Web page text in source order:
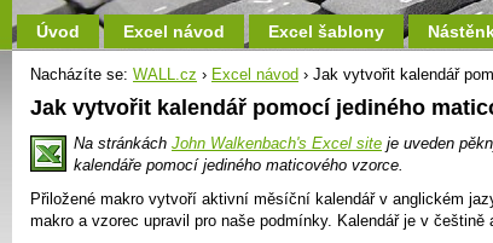
Úvod Excel návod Excel šablony
Nacházíte se: WALL.cz › Excel návod › Jak vytvořit kalendář
Jak vytvořit kalendář pomocí jediného
Na stránkách John Walkenbach's Excel site je uveden
kalendáře pomocí jediného maticového vzorce.
Přiložené makro vytvoří aktivní měsíční kalendář v anglickém
makro a vzorec upravil pro naše podmínky. Kalendář je v češtině